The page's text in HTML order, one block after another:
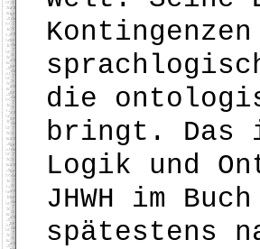
die
bringt. Das
Logik und
JHWH im
spätestens